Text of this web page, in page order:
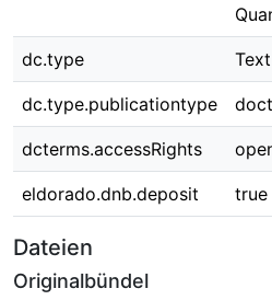
dc.type Text
dc.type.publicationtype
dcterms.accessRights
eldorado.dnb.deposit true
Dateien
Originalbündel